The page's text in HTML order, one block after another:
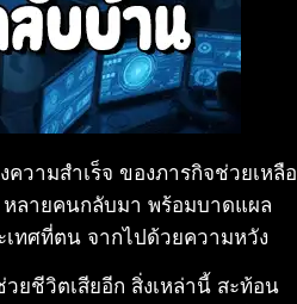
วามสำเร็จ ของภารกิจช่วยเหลือ
หลายคนกลับมา พร้อมบาดแผล
เทศที่ตน จากไปด้วยความหวัง
ยชีวิตเสียอีก สิ่งเหล่านี้ สะท้อน